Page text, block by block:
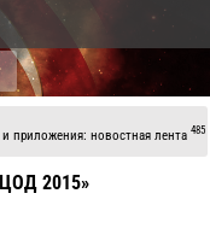
приложения: новостная лента 485
ЦОД 2015»